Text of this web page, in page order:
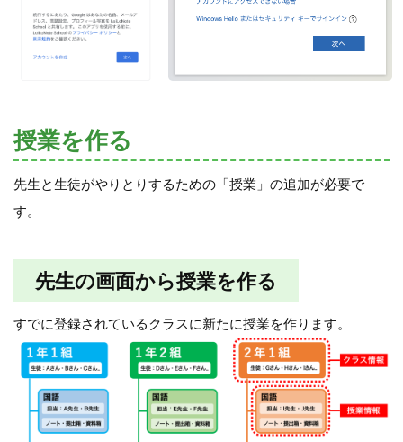
授業を作る
先生と生徒がやりとりするための「授業」の追加が必要で
す。
先生の画面から授業を作る
すでに登録されているクラスに新たに授業を作ります。